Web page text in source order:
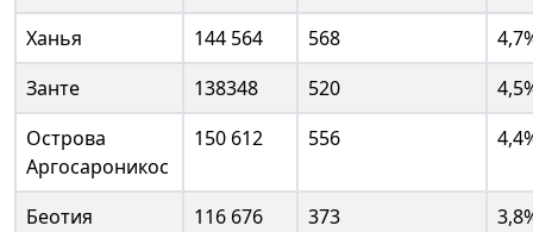
Ханья
144 564 568
Занте
138348 520
Острова
Аргосароникос
150 612 556
Беотия 116 676 373